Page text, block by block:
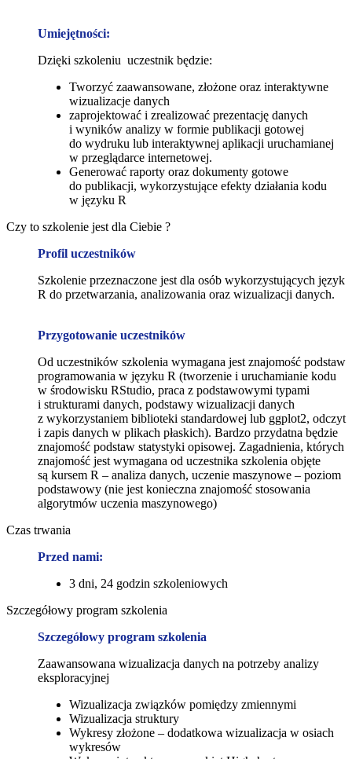
Umiejętności:
Dzięki szkoleniu uczestnik będzie:
Tworzyć zaawansowane, złożone oraz interaktywne
wizualizacje danych
zaprojektować i zrealizować prezentację danych
i wyników analizy w formie publikacji gotowej
do wydruku lub interaktywnej aplikacji uruchamianej
w przeglądarce internetowej.
Generować raporty oraz dokumenty gotowe
do publikacji, wykorzystujące efekty działania kodu
w języku R
Czy to szkolenie jest dla Ciebie ?
Profil uczestników
Szkolenie przeznaczone jest dla osób wykorzystujących język
R do przetwarzania, analizowania oraz wizualizacji danych.
Przygotowanie uczestników
Od uczestników szkolenia wymagana jest znajomość podstaw
programowania w języku R (tworzenie i uruchamianie kodu
w środowisku RStudio, praca z podstawowymi typami
i strukturami danych, podstawy wizualizacji danych
z wykorzystaniem biblioteki standardowej lub ggplot2, odczyt
i zapis danych w plikach płaskich). Bardzo przydatna będzie
znajomość podstaw statystyki opisowej. Zagadnienia, których
znajomość jest wymagana od uczestnika szkolenia objęte
są kursem R – analiza danych, uczenie maszynowe – poziom
podstawowy (nie jest konieczna znajomość stosowania
algorytmów uczenia maszynowego)
Czas trwania
Przed nami:
3 dni, 24 godzin szkoleniowych
Szczegółowy program szkolenia
Szczegółowy program szkolenia
Zaawansowana wizualizacja danych na potrzeby analizy
eksploracyjnej
Wizualizacja związków pomiędzy zmiennymi
Wizualizacja struktury
Wykresy złożone – dodatkowa wizualizacja w osiach
wykresów